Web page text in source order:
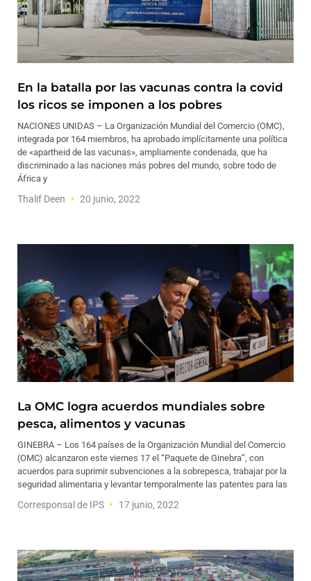
En la batalla por las vacunas contra la covid
los ricos se imponen a los pobres
NACIONES UNIDAS – La Organización Mundial del Comercio (OMC),
integrada por 164 miembros, ha aprobado implícitamente una política
de «apartheid de las vacunas», ampliamente condenada, que ha
discriminado a las naciones más pobres del mundo, sobre todo de
África y
Thalif Deen 20 junio, 2022
La OMC logra acuerdos mundiales sobre
pesca, alimentos y vacunas
GINEBRA – Los 164 países de la Organización Mundial del Comercio
(OMC) alcanzaron este viernes 17 el “Paquete de Ginebra”, con
acuerdos para suprimir subvenciones a la sobrepesca, trabajar por la
seguridad alimentaria y levantar temporalmente las patentes para las
Corresponsal de IPS 17 junio, 2022